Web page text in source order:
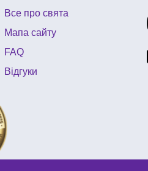
Все про свята
Мапа сайту
FAQ
Відгуки